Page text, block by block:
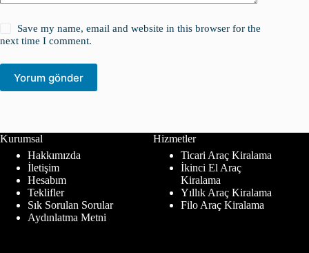
Save my name, email and website in this browser for the
next time I comment.
Yorum gönder
Kurumsal
Hakkımızda
İletişim
Hesabım
Teklifler
Sık Sorulan Sorular
Aydınlatma Metni
Hizmetler
Ticari Araç Kiralama
İkinci El Araç
Kiralama
Yıllık Araç Kiralama
Filo Araç Kiralama